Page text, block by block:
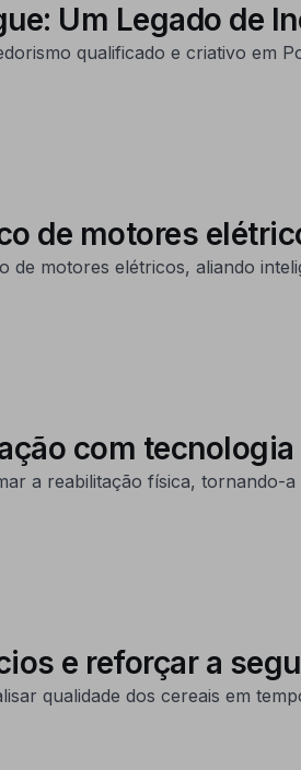
Um Legado de
qualificado e criativo em
de motores
motores elétricos, aliando
com
a reabilitação física, tornando-
e reforçar a
qualidade dos cereais em